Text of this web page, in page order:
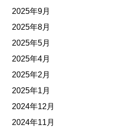
2025年9月
2025年8月
2025年5月
2025年4月
2025年2月
2025年1月
2024年12月
2024年11月